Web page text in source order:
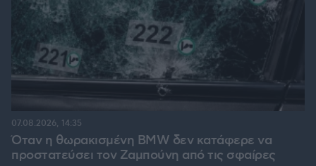
Όταν η θωρακισμένη BMW δεν κατάφερε να
προστατεύσει τον Ζαμπούνη από τις σφαίρες
07.08.2026, 14:35